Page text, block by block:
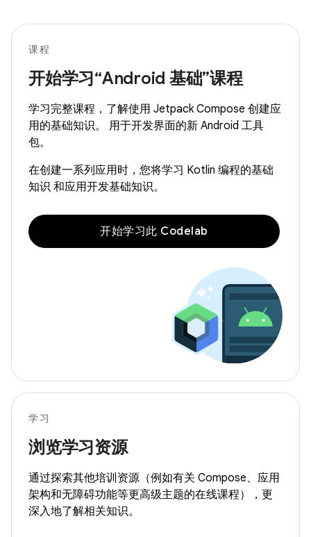
课程
开始学习“Android 基础”课程
学习完整课程，了解使用 Jetpack Compose 创建应
用的基础知识。 用于开发界面的新 Android 工具
包。
在创建一系列应用时，您将学习 Kotlin 编程的基础
知识 和应用开发基础知识。
开始学习此 Codelab
学习
浏览学习资源
通过探索其他培训资源（例如有关 Compose、应用
架构和无障碍功能等更高级主题的在线课程），更
深入地了解相关知识。